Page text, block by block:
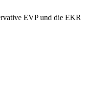
EVP und die EKR